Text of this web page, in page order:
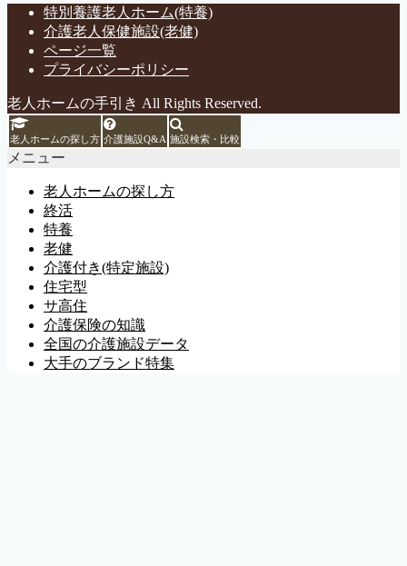
特別養護老人ホーム(特養)
介護老人保健施設(老健)
ページ一覧
プライバシーポリシー
老人ホームの手引き All Rights Reserved.
老人ホームの探し方 介護施設Q&A 施設検索・比較
メニュー
老人ホームの探し方
終活
特養
老健
介護付き(特定施設)
住宅型
サ高住
介護保険の知識
全国の介護施設データ
大手のブランド特集